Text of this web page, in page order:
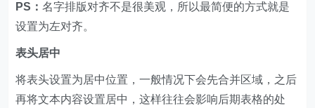
PS：名字排版对齐不是很美观，所以最简便的方式就是
设置为左对齐。
表头居中
将表头设置为居中位置，一般情况下会先合并区域，之后
再将文本内容设置居中，这样往往会影响后期表格的处